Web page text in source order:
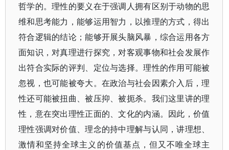
哲学的。理性的要义在于强调人拥有区别于动物的思
维和思考能力，能够运用智力，以推理的方式，得出
符合逻辑的结论；能够开展头脑风暴，综合运用各方
面知识，对真理进行探究，对客观事物和社会发展作
出符合实际的评判、定位与选择。理性的作用可能被
忽视，也可能被夸大。在政治与社会因素介入后，理
性还可能被扭曲、被压抑、被扼杀。我们这里讲的理
性，意在突出理性正面的、文化的内涵。因此，价值
理性强调对价值、理念的持中理解与认同，讲理想、
激情和坚持全球主义的价值基点，但又不唯全球主